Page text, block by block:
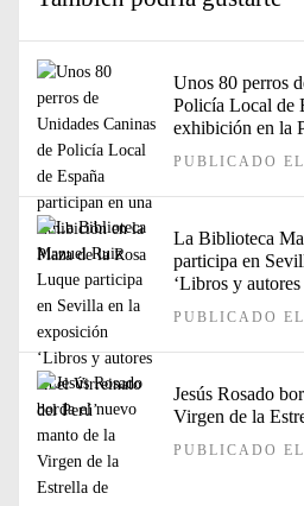
Unos 80 perros
Policía Local de
exhibición en la
PUBLICADO
La Biblioteca
participa en
‘Libros y
PUBLICADO
Jesús Rosado
Virgen de la
PUBLICADO